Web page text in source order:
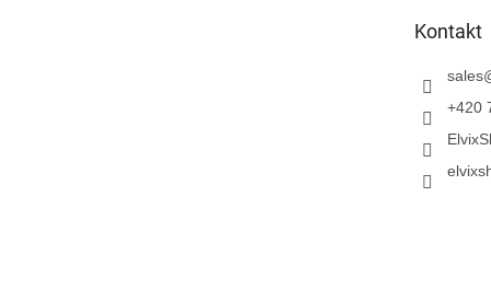
Kontakt
sales
+420